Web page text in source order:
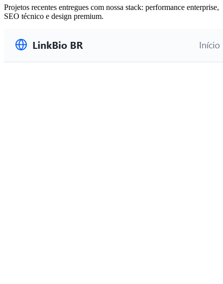
Projetos recentes entregues com nossa stack: performance enterprise,
SEO técnico e design premium.